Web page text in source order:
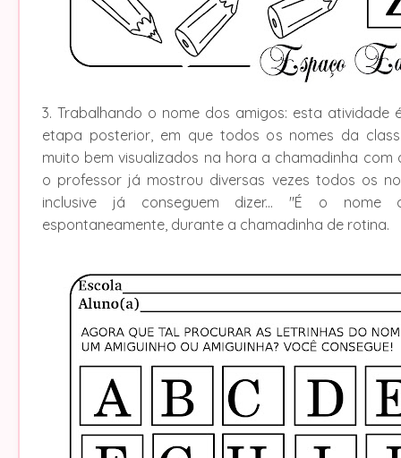
3. Trabalhando o nome dos amigos: esta atividade
etapa posterior, em que todos os nomes da
muito bem visualizados na hora a chamadinha com
o professor já mostrou diversas vezes todos os
inclusive já conseguem dizer... "É o nome
espontaneamente, durante a chamadinha de rotina.